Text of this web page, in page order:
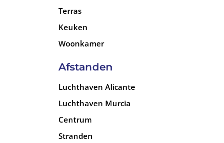
Terras
Keuken
Woonkamer
Afstanden
Luchthaven Alicante
Luchthaven Murcia
Centrum
Stranden